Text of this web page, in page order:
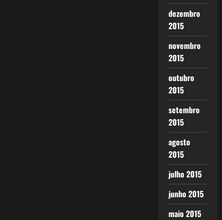
dezembro
2015
novembro
2015
outubro
2015
setembro
2015
agosto
2015
julho 2015
junho 2015
maio 2015